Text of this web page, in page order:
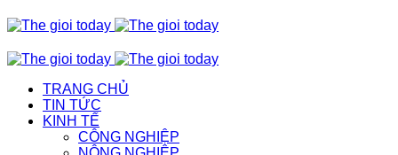
TRANG CHỦ
TIN TỨC
KINH TẾ
CÔNG NGHIỆP